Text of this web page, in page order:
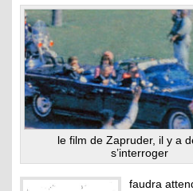
le film de Zapruder, il y a
s’interroger
faudra